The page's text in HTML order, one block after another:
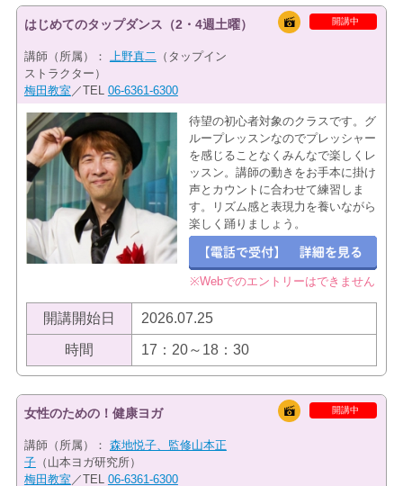
開講中
はじめてのタップダンス（2・4週土曜）
講師（所属）： 上野真二（タップイン
ストラクター）
梅田教室 ／TEL 06-6361-6300
待望の初心者対象のクラスです。グ
ループレッスンなのでプレッシャー
を感じることなくみんなで楽しくレ
ッスン。講師の動きをお手本に掛け
声とカウントに合わせて練習しま
す。リズム感と表現力を養いながら
楽しく踊りましょう。
※Webでのエントリーはできません
開講開始日 2026.07.25
時間 17：20～18：30
開講中
女性のための！健康ヨガ
講師（所属）： 森地悦子、監修山本正
子（山本ヨガ研究所）
梅田教室 ／TEL 06-6361-6300